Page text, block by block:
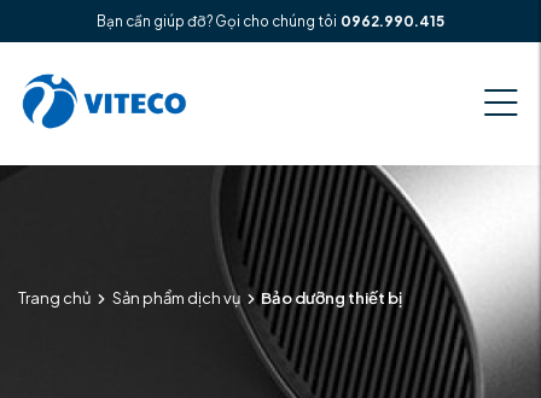
Bạn cần giúp đỡ? Gọi cho chúng tôi 0962.990.415
Trang chủ Sản phẩm dịch vụ Bảo dưỡng thiết bị